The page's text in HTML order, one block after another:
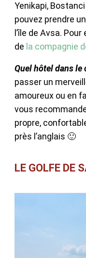
Yenikapi,
pouvez prendre
l’île de Avsa.
de la compagnie
Quel hôtel dans le
passer un
amoureux ou en
vous
propre,
près l’anglais 🙂
LE GOLFE DE